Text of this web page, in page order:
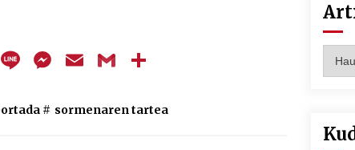
Telegram
LineMessenger
EmailGmail
# sormenaren tartea